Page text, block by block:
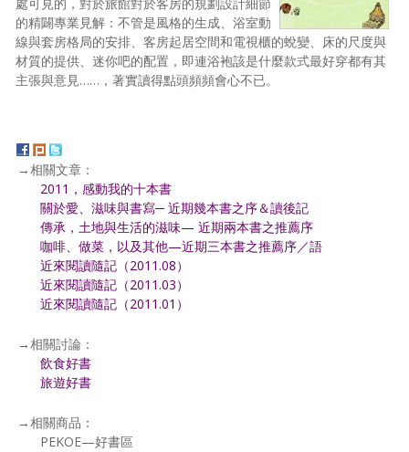
處可見的，對於旅館對於客房的規劃設計細節
的精闢專業見解：不管是風格的生成、浴室動
線與套房格局的安排、客房起居空間和電視櫃的蛻變、床的尺度與
材質的提供、迷你吧的配置，即連浴袍該是什麼款式最好穿都有其
主張與意見……，著實讀得點頭頻頻會心不已。
→相關文章：
2011，感動我的十本書
關於愛、滋味與書寫─ 近期幾本書之序＆讀後記
傳承，土地與生活的滋味— 近期兩本書之推薦序
咖啡、做菜，以及其他—近期三本書之推薦序／語
近來閱讀隨記（2011.08）
近來閱讀隨記（2011.03）
近來閱讀隨記（2011.01）
→相關討論：
飲食好書
旅遊好書
→相關商品：
PEKOE—好書區